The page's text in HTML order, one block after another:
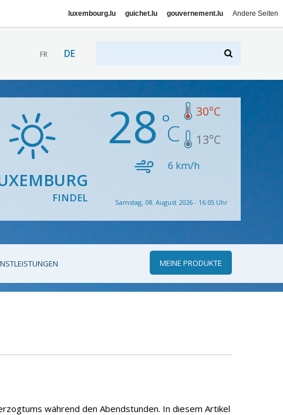
luxembourg.lu guichet.lu gouvernement.lu Andere Seiten
FR DE
FINDEL
28 30°C
13°C
6 km/h
Samstag, 08. August 2026 - 16:05 Uhr
MEINE PRODUKTE
während den Abendstunden. In diesem Artikel